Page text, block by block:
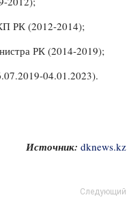
РК (2012-2014);
РК (2014-2019);
04.01.2023).
Источник: dknews.kz
Следующий